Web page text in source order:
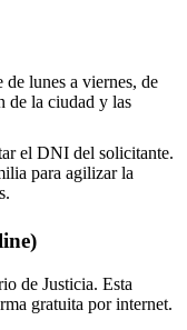
de lunes a viernes, de
de la ciudad y las
el DNI del solicitante.
para agilizar la
de Justicia. Esta
gratuita por internet.